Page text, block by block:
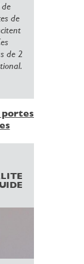
de
de 2
portes